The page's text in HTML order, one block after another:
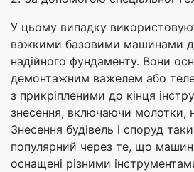
У цьому випадку
важкими базовими машинами
надійного фундаменту. Вони
демонтажним важелем або
з прикріпленими до кінця
знесення, включаючи молотки,
Знесення будівель і споруд
популярний через те, що
оснащені різними